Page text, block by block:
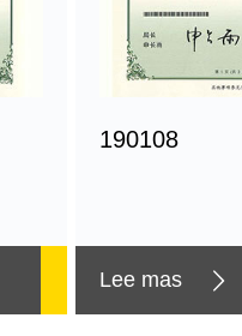
190108
Lee mas